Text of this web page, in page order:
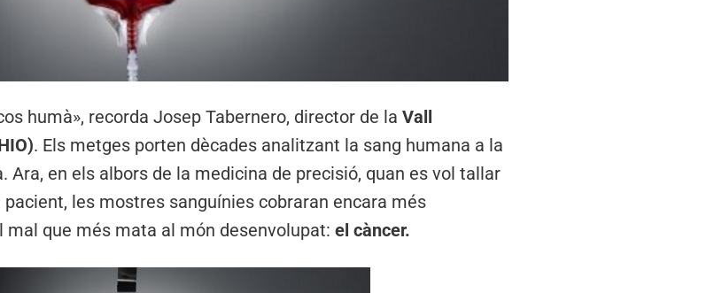
humà», recorda Josep Tabernero, director de laVall
. Els metges porten dècades analitzant la sang humana a la
Ara, en els albors de la medicina de precisió, quan es vol tallar
les mostres sanguínies cobraran encara més
mal que més mata al món desenvolupat:el càncer.